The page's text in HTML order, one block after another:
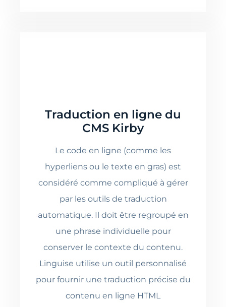
Traduction en ligne du
CMS Kirby
Le code en ligne (comme les
hyperliens ou le texte en gras) est
considéré comme compliqué à gérer
par les outils de traduction
automatique. Il doit être regroupé en
une phrase individuelle pour
conserver le contexte du contenu.
Linguise utilise un outil personnalisé
pour fournir une traduction précise du
contenu en ligne HTML